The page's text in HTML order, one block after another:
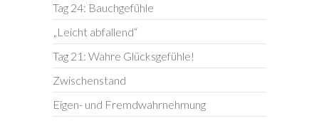
Tag 24: Bauchgefühle
„Leicht abfallend“
Tag 21: Wahre Glücksgefühle!
Zwischenstand
Eigen- und Fremdwahrnehmung